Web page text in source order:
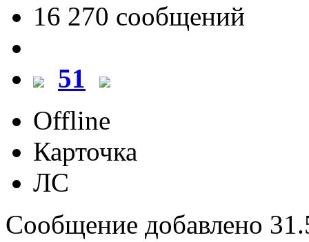
16 270 cообщений
51
Offline
Карточка
ЛС
Сообщение добавлено